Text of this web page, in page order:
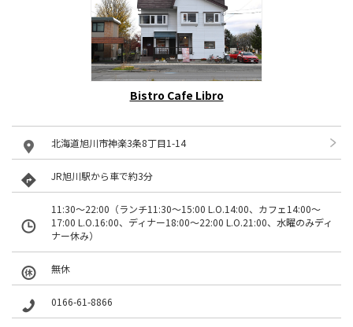
Bistro Cafe Libro
北海道旭川市神楽3条8丁目1-14
JR旭川駅から車で約3分
11:30～22:00（ランチ11:30〜15:00 L.O.14:00、カフェ14:00〜
17:00 L.O.16:00、ディナー18:00〜22:00 L.O.21:00、水曜のみディ
ナー休み）
無休
0166-61-8866